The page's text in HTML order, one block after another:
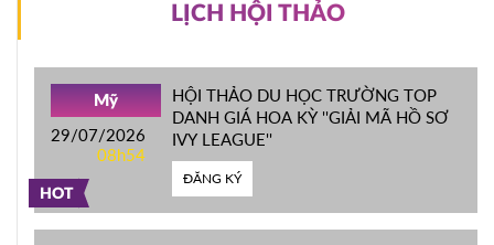
LỊCH HỘI THẢO
HOT
Mỹ
29/07/2026
08h54
HỘI THẢO DU HỌC TRƯỜNG TOP
DANH GIÁ HOA KỲ ''GIẢI MÃ HỒ SƠ
IVY LEAGUE''
ĐĂNG KÝ